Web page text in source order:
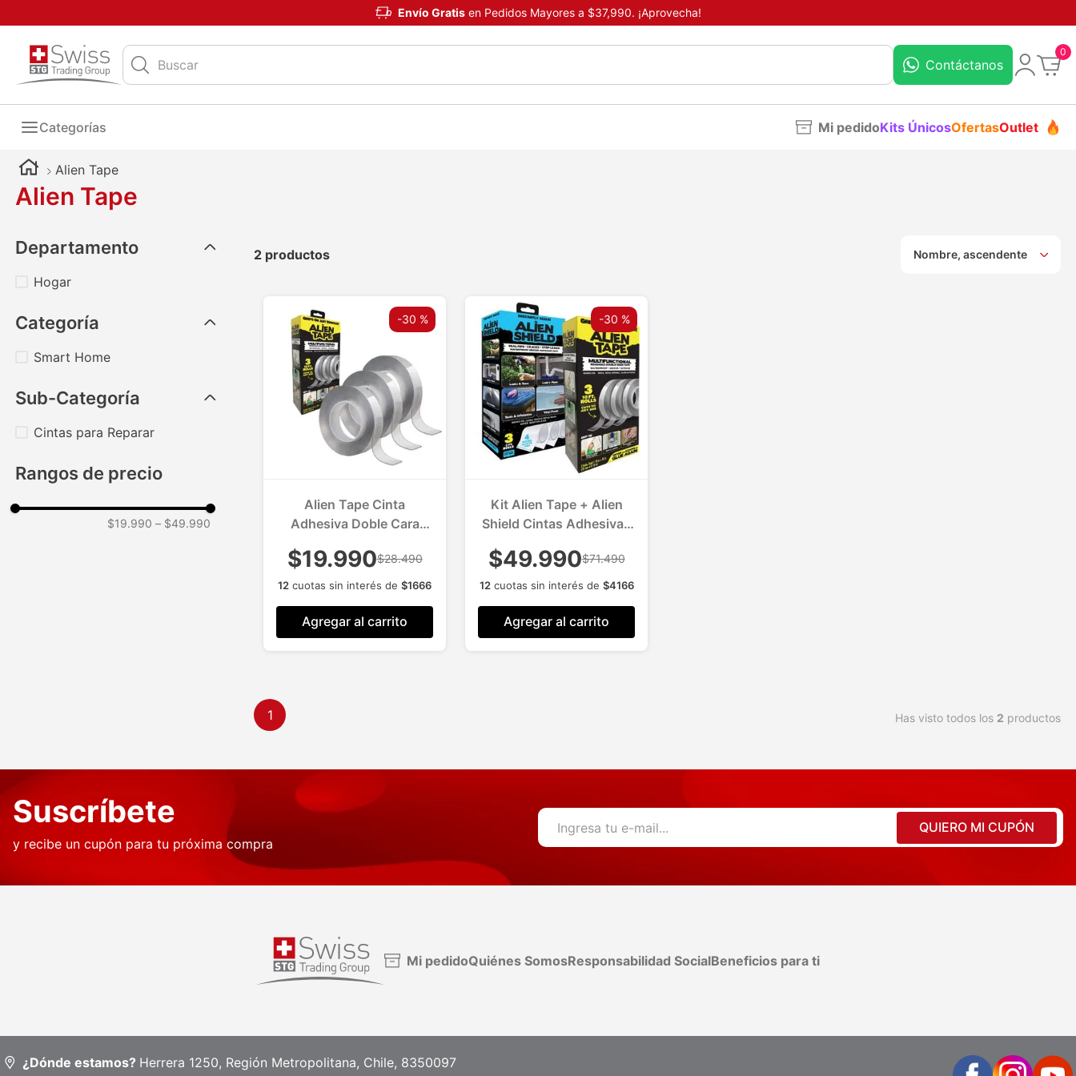
Envío Gratisen Pedidos Mayores a $37,990. ¡Aprovecha!
Buscar
Contáctanos
0
Categorías Mi pedidoKits ÚnicosOfertasOutlet
Alien Tape
Alien Tape
Departamento
Hogar
Categoría
Smart Home
Sub-Categoría
Cintas para Reparar
Rangos de precio
$19.990 – $49.990
2 productos Nombre, ascendente
-30 %
Alien Tape Cinta
Adhesiva Doble Cara
Color Transparente
$19.990$28.490
12 cuotas sin interés de$1666
Agregar al carrito
-30 %
Kit Alien Tape + Alien
Shield Cintas Adhesivas
Und.
$49.990$71.490
12cuotas sin interés de $4166
Agregar al carrito
1 Has visto todos los 2 productos
Suscríbete
y recibe un cupón para tu próxima compra
QUIERO MI CUPÓN
Mi pedidoQuiénes SomosResponsabilidad SocialBeneficios para ti
¿Dónde estamos? Herrera 1250, Región Metropolitana, Chile, 8350097